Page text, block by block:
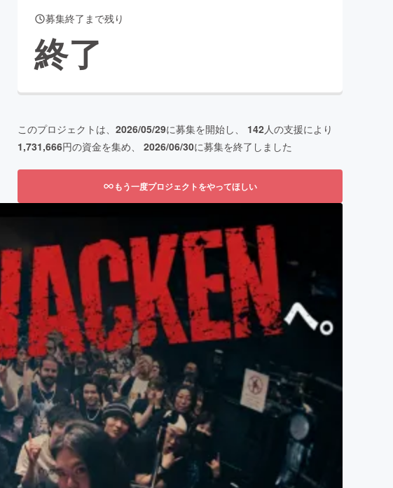
ティ
募集終了まで残り
終了
このプロジェクトは、 2026/05/29に募集を開始し、 142人の支援により
1,731,666円の資金を集め、 2026/06/30に募集を終了しました
もう一度プロジェクトをやってほしい